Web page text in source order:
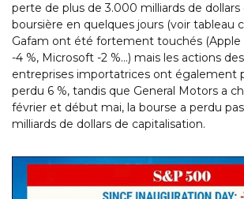
perte de plus de 3.000 milliards de dollars
boursière en quelques jours (voir tableau
Gafam ont été fortement touchés (Apple
-4 %, Microsoft -2 %…) mais les actions
entreprises importatrices ont également
perdu 6 %, tandis que General Motors a
février et début mai, la bourse a perdu
milliards de dollars de capitalisation.